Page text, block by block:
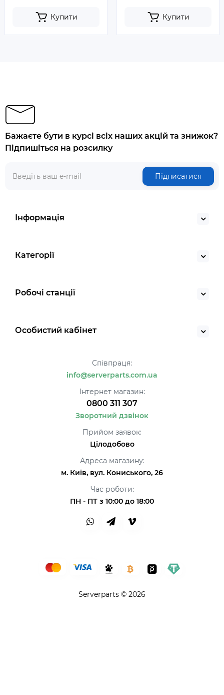
Купити Купити
Бажаєте бути в курсі всіх наших акцій та знижок?
Підпишіться на розсилку
Підписатися
Інформація
Категорії
Робочі станції
Особистий кабінет
Співпраця:
info@serverparts.com.ua
Інтернет магазин:
0800 311 307
Зворотний дзвінок
Прийом заявок:
Цілодобово
Адреса магазину:
м. Київ, вул. Кониського, 26
Час роботи:
ПН - ПТ з 10:00 до 18:00
Serverparts © 2026